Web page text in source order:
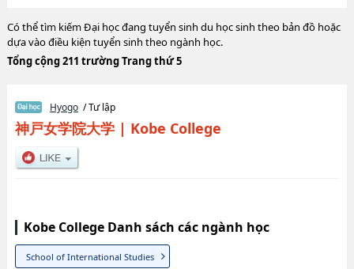
Có thể tìm kiếm Đại học đang tuyển sinh du học sinh theo bản đồ hoặc
dựa vào điều kiện tuyển sinh theo ngành học.
Tổng cộng 211 trường Trang thứ 5
Hyogo / Tư lập
神戸女学院大学| Kobe College
Kobe College Danh sách các ngành học
School of International Studies